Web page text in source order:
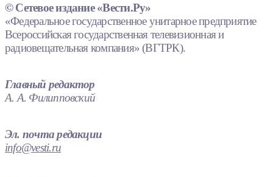
© Сетевое издание «Вести.Ру»
«Федеральное государственное унитарное предприятие
Всероссийская государственная телевизионная и
радиовещательная компания» (ВГТРК).
Главный редактор
А. А. Филипповский
Эл. почта редакции
info@vesti.ru